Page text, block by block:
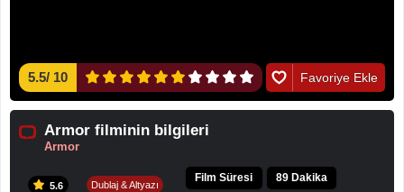
5.5/ 10 Favoriye Ekle
Armor filminin bilgileri
Armor
5.6 Dublaj & Altyazı
Film Süresi 89 Dakika